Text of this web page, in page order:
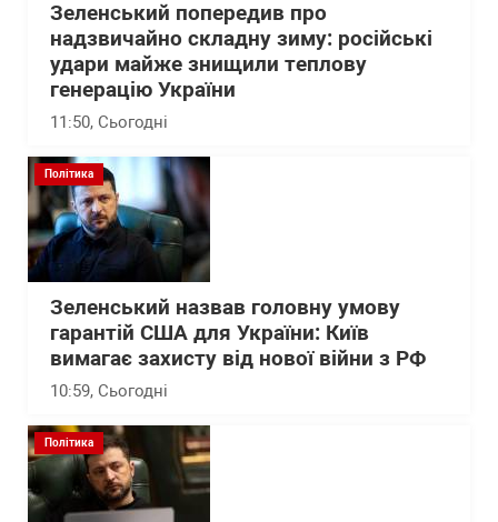
Зеленський попередив про
надзвичайно складну зиму: російські
удари майже знищили теплову
генерацію України
11:50, Сьогодні
Політика
Зеленський назвав головну умову
гарантій США для України: Київ
вимагає захисту від нової війни з РФ
10:59, Сьогодні
Політика